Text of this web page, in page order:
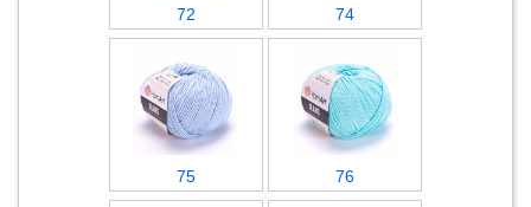
72 74
75 76